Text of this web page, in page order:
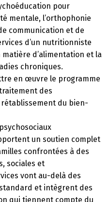
pour
mentale, l’orthophonie
communication et de
d’un nutritionniste
matière d’alimentation et la
chroniques.
en œuvre le programme
des
du bien-
un soutien complet
confrontées à des
sociales et
vont au-delà des
et intègrent des
qui tiennent compte du